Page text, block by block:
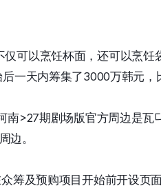
可以烹饪杯面，还可以烹
一天内筹集了3000万韩元
南>27期剧场版官方周边是
边。
众筹及预购项目开始前开设